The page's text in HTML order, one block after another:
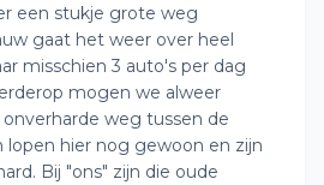
een stukje grote weg
gaat het weer over heel
misschien 3 auto's per dag
mogen we alweer
weg tussen de
lopen hier nog gewoon en zijn
Bij "ons" zijn die oude